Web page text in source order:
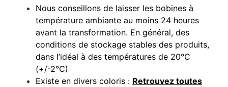
Nous conseillons de laisser les bobines à
température ambiante au moins 24 heures
avant la transformation. En général, des
conditions de stockage stables des produits,
dans l’idéal à des températures de 20°C
(+/-2°C)
Existe en divers coloris : Retrouvez toutes